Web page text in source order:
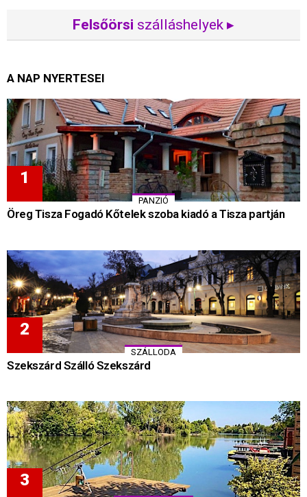
Felsőörsi szálláshelyek ▸
A NAP NYERTESEI
PANZIÓ
Öreg Tisza Fogadó Kőtelek szoba kiadó a Tisza partján
SZÁLLODA
Szekszárd Szálló Szekszárd